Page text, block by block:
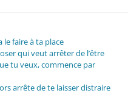
le faire à ta place
qui veut arrêter de l’être
tu veux, commence par
arrête de te laisser distraire